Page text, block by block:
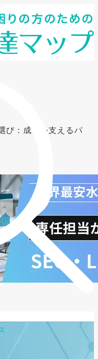
び：成長を支えるパ